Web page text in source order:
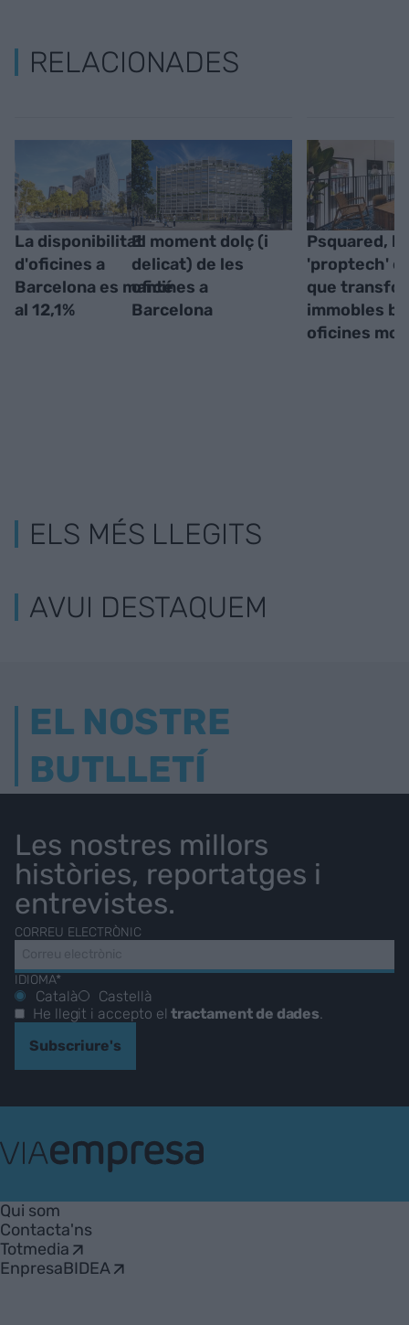
RELACIONADES
La disponibilitat
d'oficines a
Barcelona es manté
al 12,1%
El moment dolç (i
delicat) de les
oficines a
Barcelona
Psquared, la
'proptech'
que
immobles
oficines
ELS MÉS LLEGITS
AVUI DESTAQUEM
EL NOSTRE
BUTLLETÍ
Les nostres millors
històries, reportatges i
entrevistes.
CORREU ELECTRÒNIC
IDIOMA*
Català
Castellà
He llegit i accepto eltractament de dades.
Subscriure's
Empresa
Qui som
Contacta'ns
Totmedia
EnpresaBIDEA